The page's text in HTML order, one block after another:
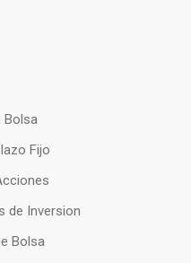
Bolsa
Fijo
de Inversion
Bolsa